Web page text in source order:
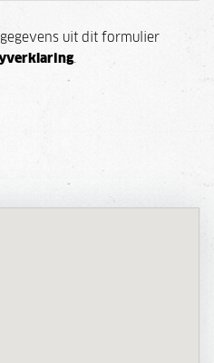
uit dit formulier
.